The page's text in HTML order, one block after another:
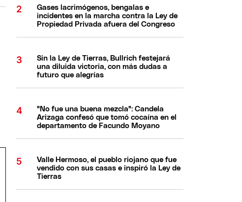
Gases lacrimógenos, bengalas e
incidentes en la marcha contra la Ley de
Propiedad Privada afuera del Congreso
Sin la Ley de Tierras, Bullrich festejará
una diluida victoria, con más dudas a
futuro que alegrías
"No fue una buena mezcla": Candela
Arizaga confesó que tomó cocaína en el
departamento de Facundo Moyano
Valle Hermoso, el pueblo riojano que fue
vendido con sus casas e inspiró la Ley de
Tierras